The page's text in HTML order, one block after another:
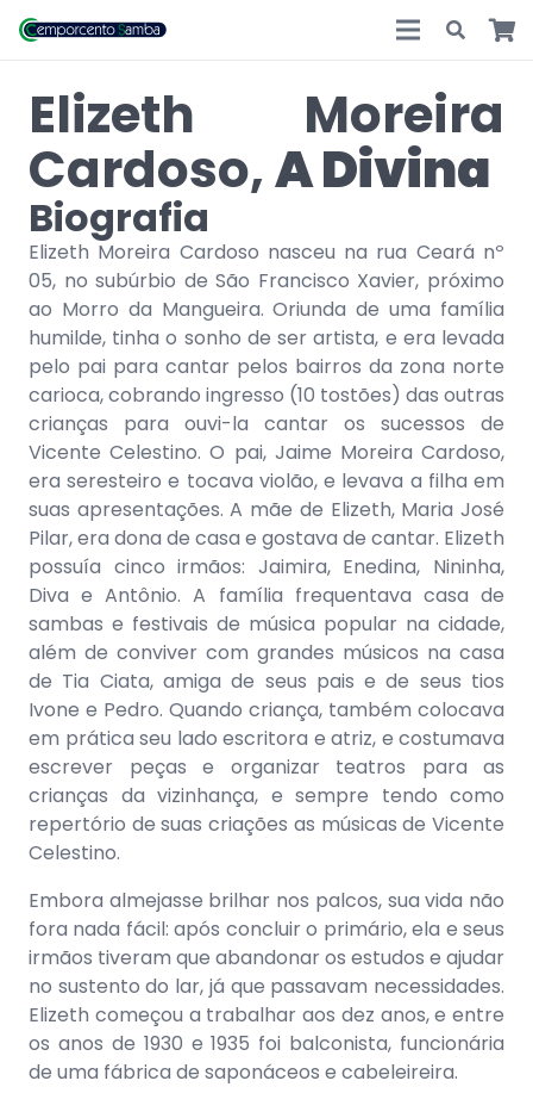
Elizeth Moreira
Cardoso,A Divina
Biografia
Elizeth Moreira Cardoso nasceu na rua Ceará nº
05, no subúrbio de São Francisco Xavier, próximo
ao Morro da Mangueira. Oriunda de uma família
humilde, tinha o sonho de ser artista, e era levada
pelo pai para cantar pelos bairros da zona norte
carioca, cobrando ingresso (10 tostões) das outras
crianças para ouvi-la cantar os sucessos de
Vicente Celestino. O pai, Jaime Moreira Cardoso,
era seresteiro e tocava violão, e levava a filha em
suas apresentações. A mãe de Elizeth, Maria José
Pilar, era dona de casa e gostava de cantar. Elizeth
possuía cinco irmãos: Jaimira, Enedina, Nininha,
Diva e Antônio. A família frequentava casa de
sambas e festivais de música popular na cidade,
além de conviver com grandes músicos na casa
de Tia Ciata, amiga de seus pais e de seus tios
Ivone e Pedro. Quando criança, também colocava
em prática seu lado escritora e atriz, e costumava
escrever peças e organizar teatros para as
crianças da vizinhança, e sempre tendo como
repertório de suas criações as músicas de Vicente
Celestino.
Embora almejasse brilhar nos palcos, sua vida não
fora nada fácil: após concluir o primário, ela e seus
irmãos tiveram que abandonar os estudos e ajudar
no sustento do lar, já que passavam necessidades.
Elizeth começou a trabalhar aos dez anos, e entre
os anos de 1930 e 1935 foi balconista, funcionária
de uma fábrica de saponáceos e cabeleireira.